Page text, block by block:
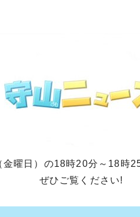
曜日）の18時20分～18時
ぜひご覧ください!